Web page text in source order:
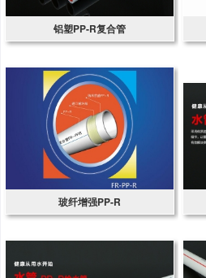
铝塑PP-R复合管
玻纤增强PP-R